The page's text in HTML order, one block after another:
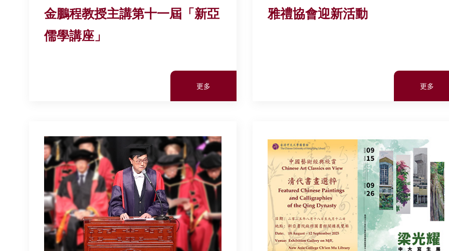
金鵬程教授主講第十一屆「新亞
儒學講座」
更多
雅禮協會迎新活動
更多